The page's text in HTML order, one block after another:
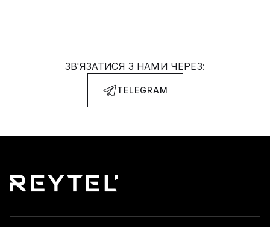
ЗВ'ЯЗАТИСЯ З НАМИ ЧЕРЕЗ:
TELEGRAM